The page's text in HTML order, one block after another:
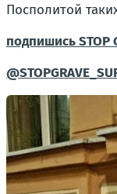
Посполитой
подпишись STOP